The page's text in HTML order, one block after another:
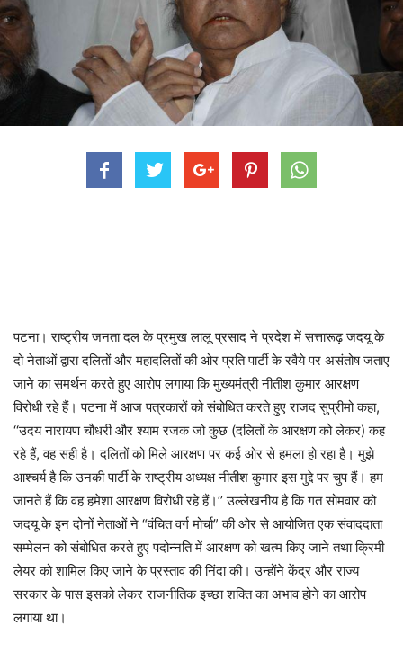
पटना। राष्ट्रीय जनता दल के प्रमुख लालू प्रसाद ने प्रदेश में सत्तारूढ़ जदयू के
दो नेताओं द्वारा दलितों और महादलितों की ओर प्रति पार्टी के रवैये पर असंतोष जताए
जाने का समर्थन करते हुए आरोप लगाया कि मुख्यमंत्री नीतीश कुमार आरक्षण
विरोधी रहे हैं। पटना में आज पत्रकारों को संबोधित करते हुए राजद सुप्रीमो कहा,
‘‘उदय नारायण चौधरी और श्याम रजक जो कुछ (दलितों के आरक्षण को लेकर) कह
रहे हैं, वह सही है। दलितों को मिले आरक्षण पर कई ओर से हमला हो रहा है। मुझे
आश्चर्य है कि उनकी पार्टी के राष्ट्रीय अध्यक्ष नीतीश कुमार इस मुद्दे पर चुप हैं। हम
जानते हैं कि वह हमेशा आरक्षण विरोधी रहे हैं।’’ उल्लेखनीय है कि गत सोमवार को
जदयू के इन दोनों नेताओं ने “वंचित वर्ग मोर्चा” की ओर से आयोजित एक संवाददाता
सम्मेलन को संबोधित करते हुए पदोन्नति में आरक्षण को खत्म किए जाने तथा क्रिमी
लेयर को शामिल किए जाने के प्रस्ताव की निंदा की। उन्होंने केंद्र और राज्य
सरकार के पास इसको लेकर राजनीतिक इच्छा शक्ति का अभाव होने का आरोप
लगाया था।